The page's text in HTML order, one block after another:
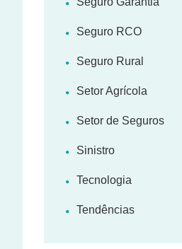
Seguro RCO
Seguro Rural
Setor Agrícola
Setor de Seguros
Sinistro
Tecnologia
Tendências